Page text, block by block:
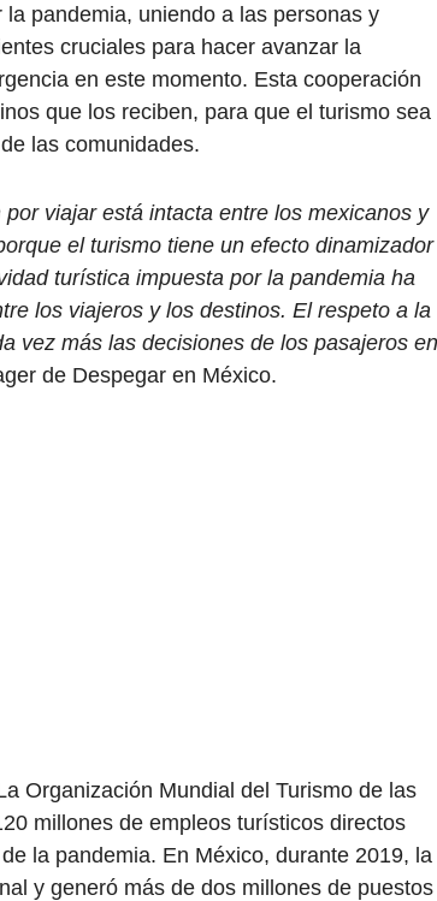
pandemia, uniendo a las personas y
cruciales para hacer avanzar la
en este momento. Esta cooperación
que los reciben, para que el turismo sea
las comunidades.
viajar está intacta entre los mexicanos y
el turismo tiene un efecto dinamizador
turística impuesta por la pandemia ha
los viajeros y los destinos. El respeto a la
vez más las decisiones de los pasajeros en
de Despegar en México.
Organización Mundial del Turismo de las
millones de empleos turísticos directos
la pandemia. En México, durante 2019, la
y generó más de dos millones de puestos